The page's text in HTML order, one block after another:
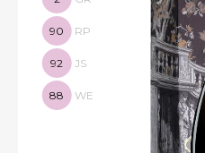
90 RP
92 JS
88 WE